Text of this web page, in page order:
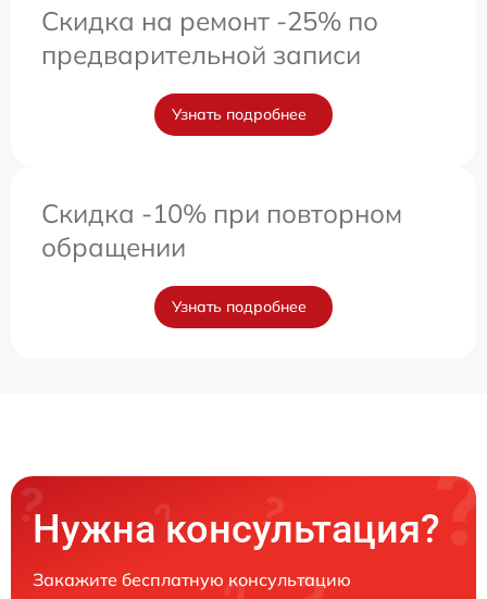
Скидка на ремонт -25% по
предварительной записи
Узнать подробнее
Скидка -10% при повторном
обращении
Узнать подробнее
Нужна консультация?
Закажите бесплатную консультацию